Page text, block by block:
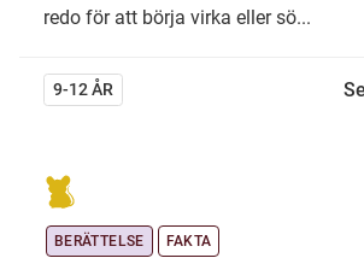
redo för att börja virka eller sö...
9-12 ÅR
BERÄTTELSE FAKTA